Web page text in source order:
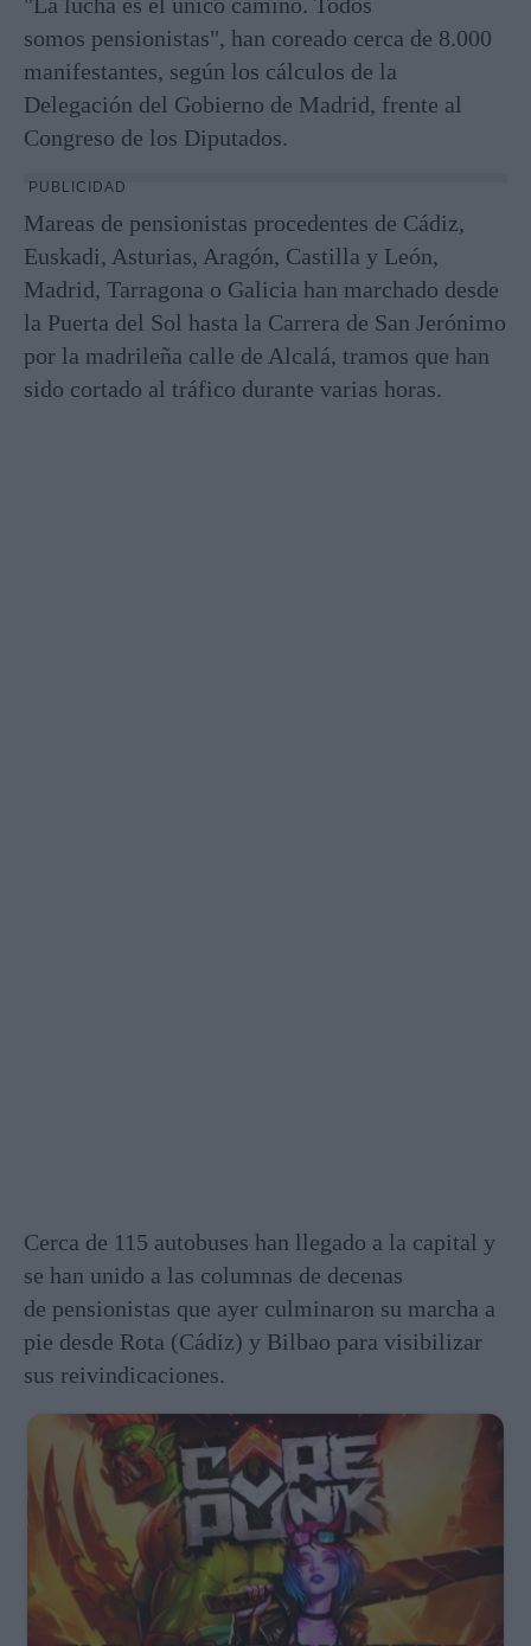
somos pensionistas", han coreado cerca de 8.000
manifestantes, según los cálculos de la
Delegación del Gobierno de Madrid, frente al
Congreso de los Diputados.
PUBLICIDAD
Mareas de pensionistas procedentes de Cádiz,
Euskadi, Asturias, Aragón, Castilla y León,
Madrid, Tarragona o Galicia han marchado desde
la Puerta del Sol hasta la Carrera de San Jerónimo
por la madrileña calle de Alcalá, tramos que han
sido cortado al tráfico durante varias horas.
Cerca de 115 autobuses han llegado a la capital y
se han unido a las columnas de decenas
de pensionistas que ayer culminaron su marcha a
pie desde Rota (Cádiz) y Bilbao para visibilizar
sus reivindicaciones.